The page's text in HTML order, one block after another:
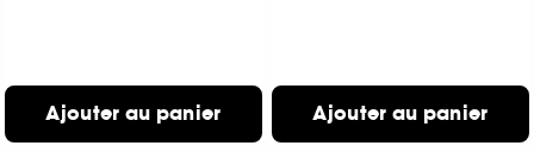
Ajouter au panier Ajouter au panier